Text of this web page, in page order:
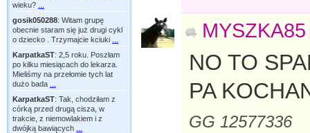
wieku?
gosik050288: Witam grupę
obecnie staram się już drugi cykl
o dziecko . Trzymajcie kciuki
KarpatkaST: 2,5 roku. Poszłam
po kilku miesiącach do lekarza.
Mieliśmy na przełomie tych lat
dużo bada
KarpatkaST: Tak, chodziłam z
córką przed drugą cisza, w
trakcie, z niemowlakiem i z
dwójką bawiących
MYSZKA85
NO TO
PA
GG 12577336